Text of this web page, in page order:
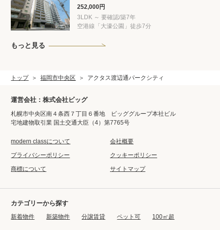
252,000円
3LDK ～ 要確認/築7年
空港線「大濠公園」徒歩7分
もっと見る
トップ 福岡市中央区 アクタス渡辺通パークシティ
運営会社：株式会社ビッグ
札幌市中央区南４条西７丁目６番地 ビッググループ本社ビル
宅地建物取引業 国土交通大臣（4）第7765号
modern classについて
会社概要
プライバシーポリシー
クッキーポリシー
商標について
サイトマップ
カテゴリーから探す
新着物件 新築物件 分譲賃貸 ペット可 100㎡超